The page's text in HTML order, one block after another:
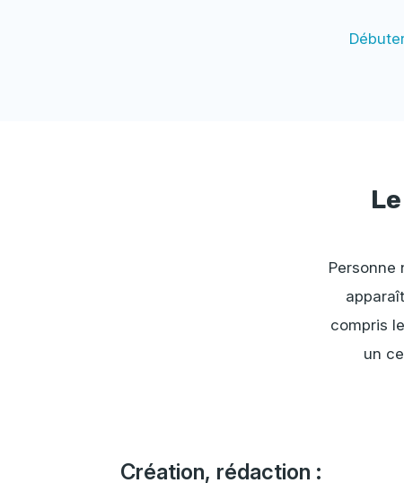
Personne
compris
un
Création, rédaction :